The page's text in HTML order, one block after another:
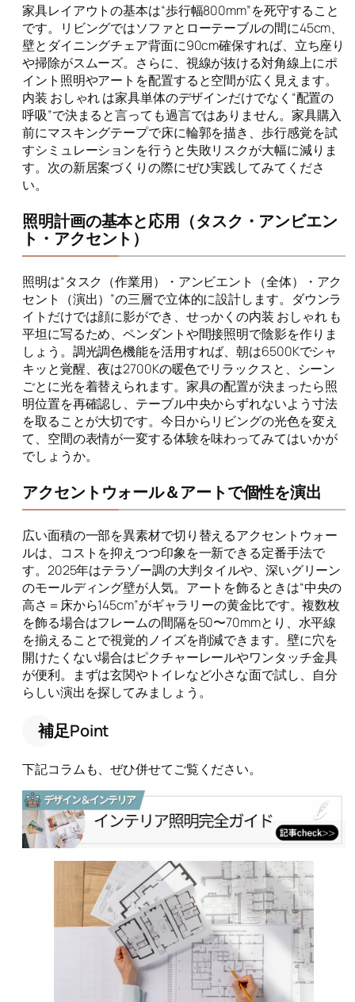
家具レイアウトの基本は“歩行幅800mm”を死守すること
です。リビングではソファとローテーブルの間に45cm、
壁とダイニングチェア背面に90cm確保すれば、立ち座り
や掃除がスムーズ。さらに、視線が抜ける対角線上にポ
イント照明やアートを配置すると空間が広く見えます。
内装 おしゃれ は家具単体のデザインだけでなく“配置の
呼吸”で決まると言っても過言ではありません。家具購入
前にマスキングテープで床に輪郭を描き、歩行感覚を試
すシミュレーションを行うと失敗リスクが大幅に減りま
す。次の新居案づくりの際にぜひ実践してみてくださ
い。
照明計画の基本と応用（タスク・アンビエン
ト・アクセント）
照明は“タスク（作業用）・アンビエント（全体）・アク
セント（演出）”の三層で立体的に設計します。ダウンラ
イトだけでは顔に影ができ、せっかくの内装 おしゃれ も
平坦に写るため、ペンダントや間接照明で陰影を作りま
しょう。調光調色機能を活用すれば、朝は6500Kでシャ
キッと覚醒、夜は2700Kの暖色でリラックスと、シーン
ごとに光を着替えられます。家具の配置が決まったら照
明位置を再確認し、テーブル中央からずれないよう寸法
を取ることが大切です。今日からリビングの光色を変え
て、空間の表情が一変する体験を味わってみてはいかが
でしょうか。
アクセントウォール＆アートで個性を演出
広い面積の一部を異素材で切り替えるアクセントウォー
ルは、コストを抑えつつ印象を一新できる定番手法で
す。2025年はテラゾー調の大判タイルや、深いグリーン
のモールディング壁が人気。アートを飾るときは“中央の
高さ＝床から145cm”がギャラリーの黄金比です。複数枚
を飾る場合はフレームの間隔を50〜70mmとり、水平線
を揃えることで視覚的ノイズを削減できます。壁に穴を
開けたくない場合はピクチャーレールやワンタッチ金具
が便利。まずは玄関やトイレなど小さな面で試し、自分
らしい演出を探してみましょう。
補足Point
下記コラムも、ぜひ併せてご覧ください。